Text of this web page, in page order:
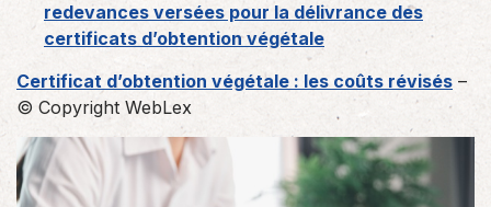
redevances versées pour la délivrance des
certificats d’obtention végétale
Certificat d’obtention végétale : les coûts révisés –
© Copyright WebLex